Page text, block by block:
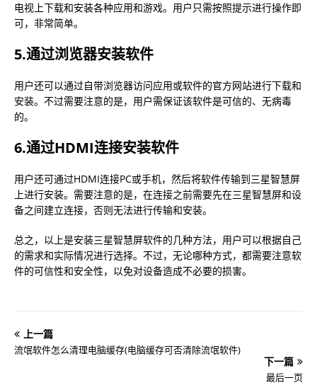
电视上下载和安装各种应用和游戏。用户只需按照提示进行操作即
可，非常简单。
5.通过浏览器安装软件
用户还可以通过自带浏览器访问应用或软件的官方网站进行下载和
安装。不过需要注意的是，用户需保证该软件是可信的、无病毒
的。
6.通过HDMI连接安装软件
用户还可通过HDMI连接PC或手机，然后将软件传输到三星智慧屏
上进行安装。需要注意的是，在连接之前需要先在三星智慧屏和设
备之间建立连接，否则无法进行传输和安装。
总之，以上是安装三星智慧屏软件的几种方法，用户可以根据自己
的需求和实际情况进行选择。不过，无论哪种方式，都需要注意软
件的可信性和安全性，以免对设备造成不必要的损害。
上一篇
流氓软件怎么清理电脑缓存(电脑缓存可否清除流氓软件)
下一篇
最后一页